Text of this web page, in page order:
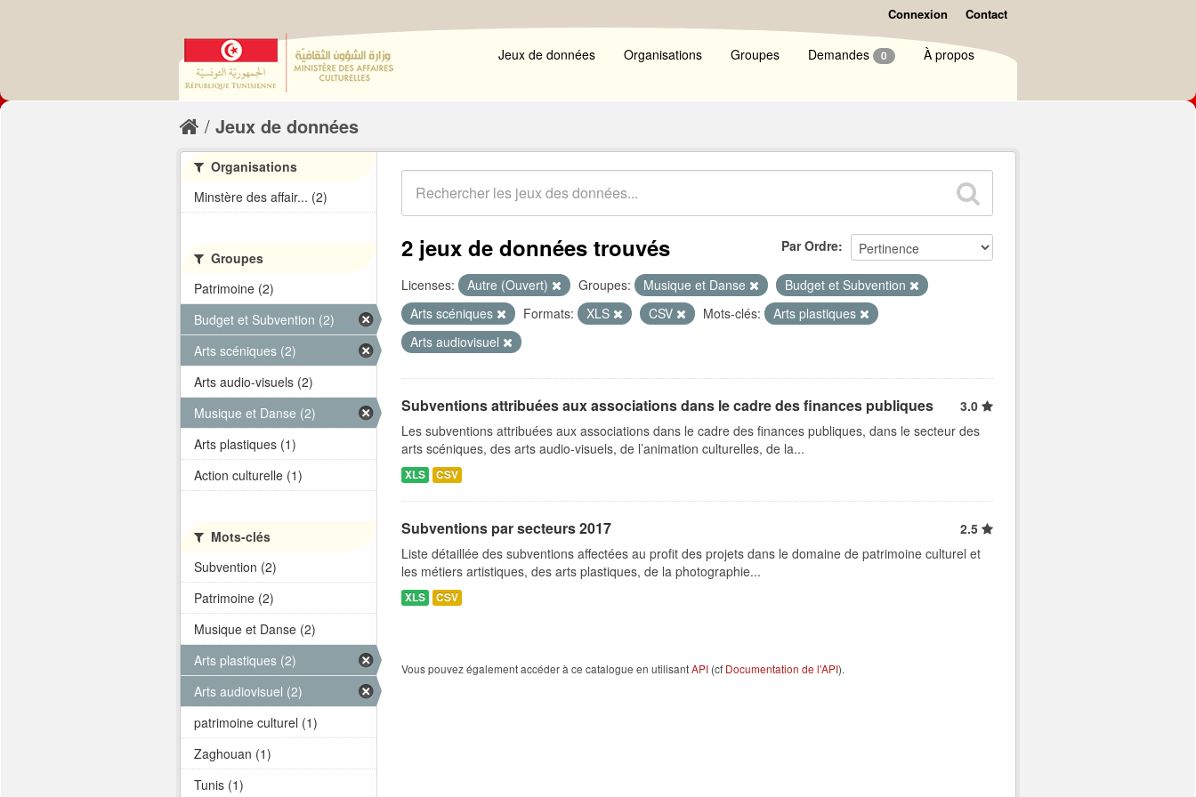
Connexion Contact
Jeux de données Organisations Groupes Demandes 0 À propos
Jeux de données
Par Ordre
2 jeux de données trouvés
Licenses: Autre (Ouvert) Groupes: Musique et Danse
Budget et Subvention
Arts scéniques
Formats: XLS CSV Mots-clés:
Arts plastiques
Arts audiovisuel
Subventions attribuées aux associations dans le cadre des finances publiques
3.0
Les subventions attribuées aux associations dans le cadre des finances publiques, dans le secteur des
arts scéniques, des arts audio-visuels, de l’animation culturelles, de la...
XLS CSV
Subventions par secteurs 2017
2.5
Liste détaillée des subventions affectées au profit des projets dans le domaine de patrimoine culturel et
les métiers artistiques, des arts plastiques, de la photographie...
XLS CSV
Vous pouvez également accéder à ce catalogue en utilisantAPI (cf Documentation de l'API).
Organisations
Minstère des affair... (2)
Groupes
Patrimoine (2)
Budget et Subvention (2)
Arts scéniques (2)
Arts audio-visuels (2)
Musique et Danse (2)
Arts plastiques (1)
Action culturelle (1)
Mots-clés
Subvention (2)
Patrimoine (2)
Musique et Danse (2)
Arts plastiques (2)
Arts audiovisuel (2)
patrimoine culturel (1)
Zaghouan (1)
Tunis (1)